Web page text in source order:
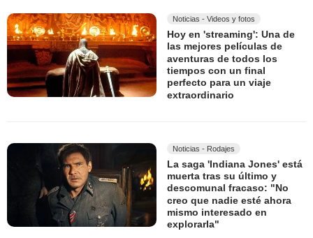
Noticias - Videos y fotos
Hoy en 'streaming': Una de
las mejores películas de
aventuras de todos los
tiempos con un final
perfecto para un viaje
extraordinario
Noticias - Rodajes
La saga 'Indiana Jones' está
muerta tras su último y
descomunal fracaso: "No
creo que nadie esté ahora
mismo interesado en
explorarla"